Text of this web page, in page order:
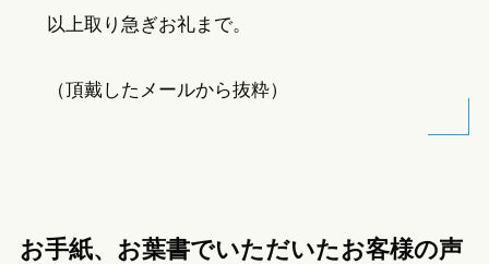
以上取り急ぎお礼まで。
（頂戴したメールから抜粋）
お手紙、お葉書でいただいたお客様の声